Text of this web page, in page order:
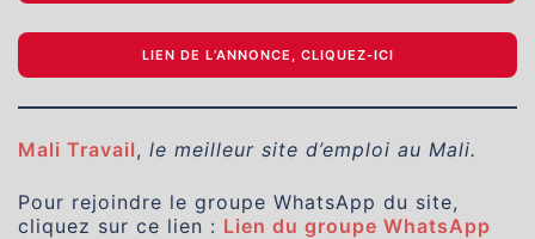
LIEN DE L’ANNONCE, CLIQUEZ-ICI
Mali Travail, le meilleur site d’emploi au Mali.
Pour rejoindre le groupe WhatsApp du site,
cliquez sur ce lien : Lien du groupe WhatsApp